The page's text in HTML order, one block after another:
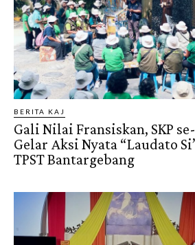
BERITA KAJ
Gali Nilai Fransiskan, SKP
Gelar Aksi Nyata “Laudato
TPST Bantargebang